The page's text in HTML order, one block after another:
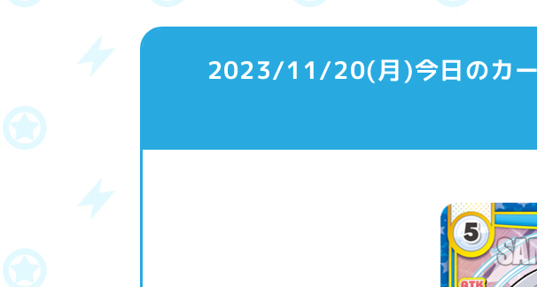
2023/11/20(月)今日のカー